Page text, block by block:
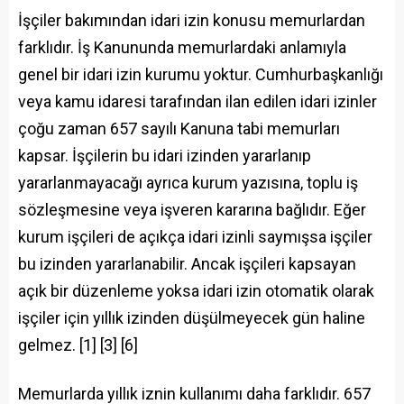
İşçiler bakımından idari izin konusu memurlardan
farklıdır. İş Kanununda memurlardaki anlamıyla
genel bir idari izin kurumu yoktur. Cumhurbaşkanlığı
veya kamu idaresi tarafından ilan edilen idari izinler
çoğu zaman 657 sayılı Kanuna tabi memurları
kapsar. İşçilerin bu idari izinden yararlanıp
yararlanmayacağı ayrıca kurum yazısına, toplu iş
sözleşmesine veya işveren kararına bağlıdır. Eğer
kurum işçileri de açıkça idari izinli saymışsa işçiler
bu izinden yararlanabilir. Ancak işçileri kapsayan
açık bir düzenleme yoksa idari izin otomatik olarak
işçiler için yıllık izinden düşülmeyecek gün haline
gelmez. [1] [3] [6]
Memurlarda yıllık iznin kullanımı daha farklıdır. 657